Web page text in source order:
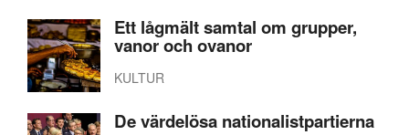
Ett lågmält samtal om grupper,
vanor och ovanor
KULTUR
De värdelösa nationalistpartierna